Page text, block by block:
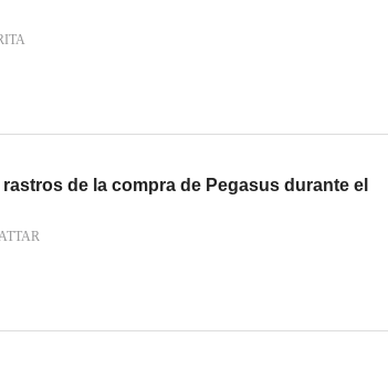
de la compra de Pegasus durante el